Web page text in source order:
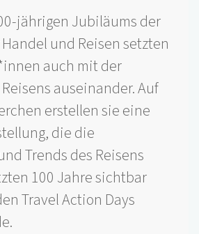
jährigen Jubiläums der
und Reisen setzten
auch mit der
auseinander. Auf
erstellen sie eine
die die
Trends des Reisens
100 Jahre sichtbar
Travel Action Days